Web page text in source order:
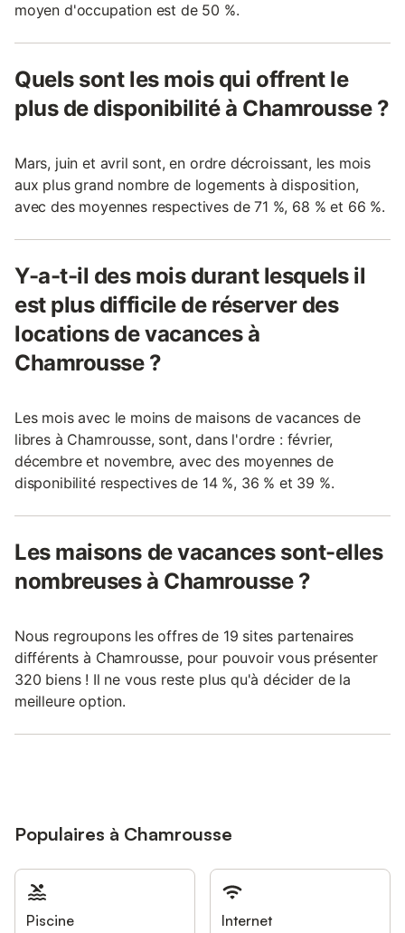
moyen d'occupation est de 50 %.
Quels sont les mois qui offrent le
plus de disponibilité à Chamrousse ?
Mars, juin et avril sont, en ordre décroissant, les mois
aux plus grand nombre de logements à disposition,
avec des moyennes respectives de 71 %, 68 % et 66 %.
Y-a-t-il des mois durant lesquels il
est plus difficile de réserver des
locations de vacances à
Chamrousse ?
Les mois avec le moins de maisons de vacances de
libres à Chamrousse, sont, dans l'ordre : février,
décembre et novembre, avec des moyennes de
disponibilité respectives de 14 %, 36 % et 39 %.
Les maisons de vacances sont-elles
nombreuses à Chamrousse ?
Nous regroupons les offres de 19 sites partenaires
différents à Chamrousse, pour pouvoir vous présenter
320 biens ! Il ne vous reste plus qu'à décider de la
meilleure option.
Populaires à Chamrousse
Piscine Internet